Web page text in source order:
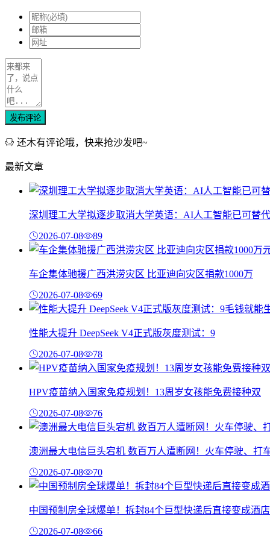
发布评论
还木有评论哦，快来抢沙发吧~
最新文章
深圳理工大学拟逐步取消大学英语：AI人工智能已可替代
2026-07-08 89
车企集体驰援广西洪涝灾区 比亚迪向灾区捐款1000万
2026-07-08 69
性能大提升 DeepSeek V4正式版灰度测试：9
2026-07-08 78
HPV疫苗纳入国家免疫规划！13周岁女孩能免费接种双
2026-07-08 76
澳洲最大电信巨头宕机 数百万人遭断网！火车停驶、打
2026-07-08 70
中国预制房全球爆单！拆封84个巨型快递后直接变成酒店
2026-07-08 66